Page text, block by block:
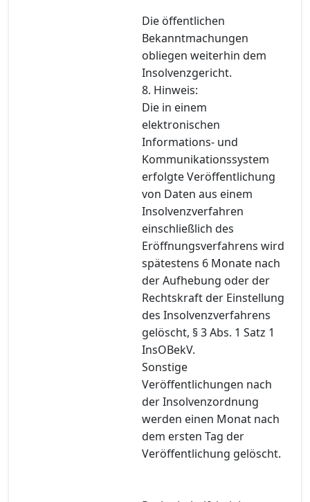
Die öffentlichen
Bekanntmachungen
obliegen weiterhin dem
Insolvenzgericht.
8. Hinweis:
Die in einem
elektronischen
Informations- und
Kommunikationssystem
erfolgte Veröffentlichung
von Daten aus einem
Insolvenzverfahren
einschließlich des
Eröffnungsverfahrens wird
spätestens 6 Monate nach
der Aufhebung oder der
Rechtskraft der Einstellung
des Insolvenzverfahrens
gelöscht, § 3 Abs. 1 Satz 1
InsOBekV.
Sonstige
Veröffentlichungen nach
der Insolvenzordnung
werden einen Monat nach
dem ersten Tag der
Veröffentlichung gelöscht.